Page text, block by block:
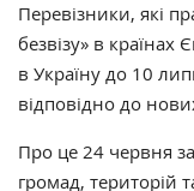
Перевізники, які
безвізу» в
в Україну до 10
відповідно до
Про це 24 червня
громад, територій